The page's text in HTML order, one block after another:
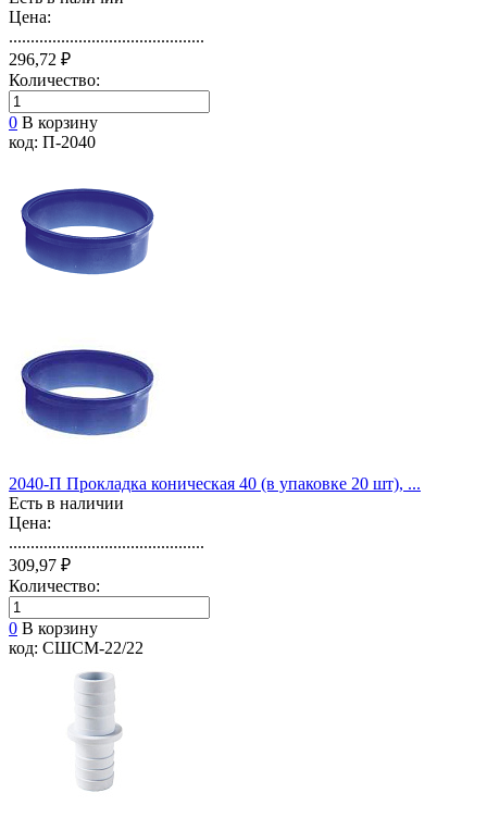
Цена:
.............................................
296,72 ₽
Количество:
0 В корзину
код: П-2040
2040-П Прокладка коническая 40 (в упаковке 20 шт), ...
Есть в наличии
Цена:
.............................................
309,97 ₽
Количество:
0 В корзину
код: СШСМ-22/22